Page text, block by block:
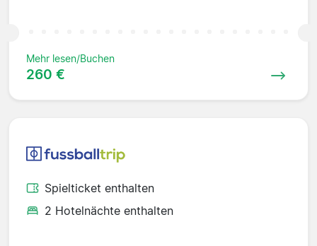
Mehr lesen/Buchen
260 €
Spielticket enthalten
2 Hotelnächte enthalten